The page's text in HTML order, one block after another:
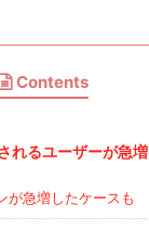
Contents
れるユーザーが急増
が急増したケースも